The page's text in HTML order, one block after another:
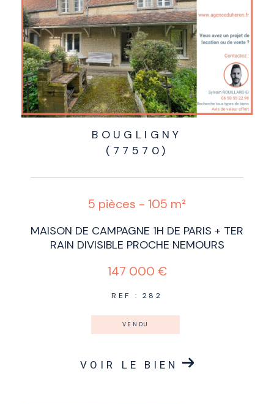
BOUGLIGNY
(77570)
5 pièces - 105 m²
MAISON DE CAMPAGNE 1H DE PARIS + TER
RAIN DIVISIBLE PROCHE NEMOURS
147 000 €
REF : 282
VENDU
VOIR LE BIEN